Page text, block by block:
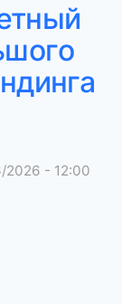
2026 - 12:00